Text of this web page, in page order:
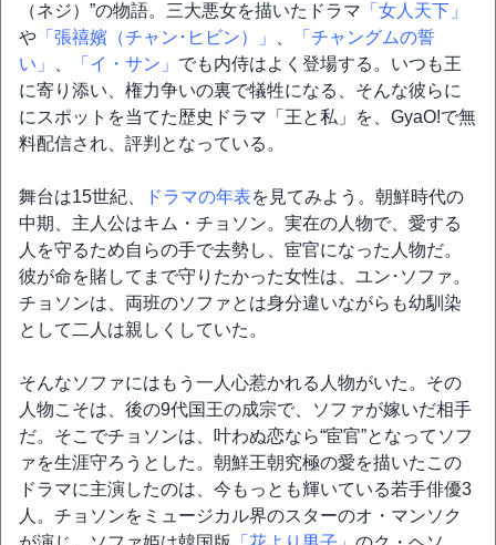
（ネジ）”の物語。三大悪女を描いたドラマ 「女人天下」
や 「張禧嬪（チャン･ヒビン）」
「チャングムの誓
い」
「イ・サン」 でも内侍はよく登場する。いつも王
に寄り添い、権力争いの裏で犠牲になる、そんな彼らに
にスポットを当てた歴史ドラマ「王と私」を、GyaO!で無
料配信され、評判となっている。
舞台は15世紀、 ドラマの年表を見てみよう。朝鮮時代の
中期、主人公はキム・チョソン。実在の人物で、愛する
人を守るため自らの手で去勢し、宦官になった人物だ。
彼が命を賭してまで守りたかった女性は、ユン･ソファ。
チョソンは、両班のソファとは身分違いながらも幼馴染
として二人は親しくしていた。
そんなソファにはもう一人心惹かれる人物がいた。その
人物こそは、後の9代国王の成宗で、ソファが嫁いだ相手
だ。そこでチョソンは、叶わぬ恋なら“宦官”となってソフ
ァを生涯守ろうとした。朝鮮王朝究極の愛を描いたこの
ドラマに主演したのは、今もっとも輝いている若手俳優3
人。チョソンをミュージカル界のスターのオ・マンソク